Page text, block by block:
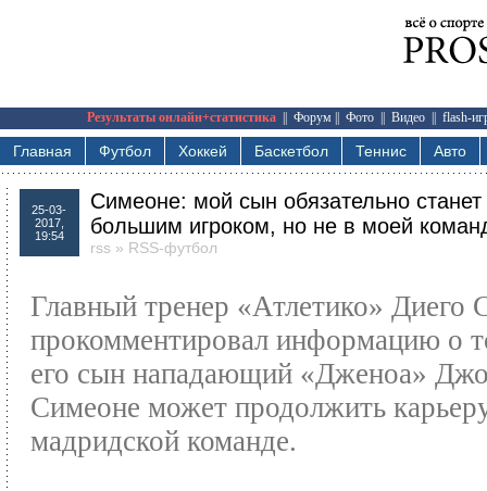
Результаты онлайн+статистика Форум Фото Видео flash-
Главная Футбол Хоккей Баскетбол Теннис Авто
25-03-
2017,
19:54
Симеоне: мой сын обязательно станет
большим игроком, но не в моей
rss » RSS-футбол
Главный тренер «Атлетико» Диего
прокомментировал информацию о
его сын нападающий «Дженоа»
Симеоне может продолжить
мадридской команде.